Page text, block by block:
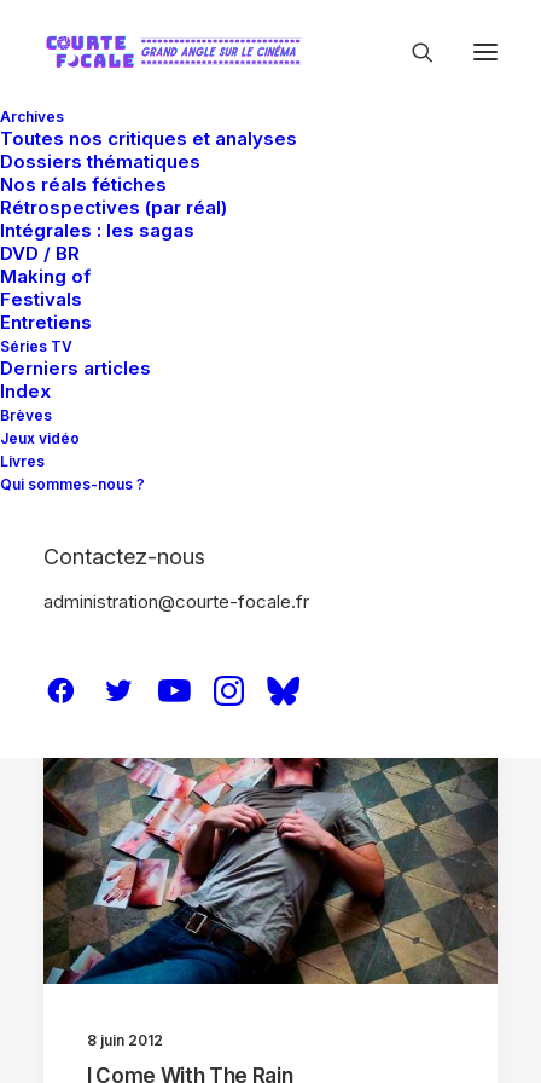
Archives
Toutes nos critiques et analyses
Dossiers thématiques
Nos réals fétiches
Rétrospectives (par réal)
Intégrales : les sagas
DVD / BR
Making of
Festivals
Entretiens
Séries TV
Derniers articles
Index
Brèves
Jeux vidéo
Livres
Qui sommes-nous ?
Contactez-nous
administration@courte-focale.fr
8 juin 2012
I Come With The Rain